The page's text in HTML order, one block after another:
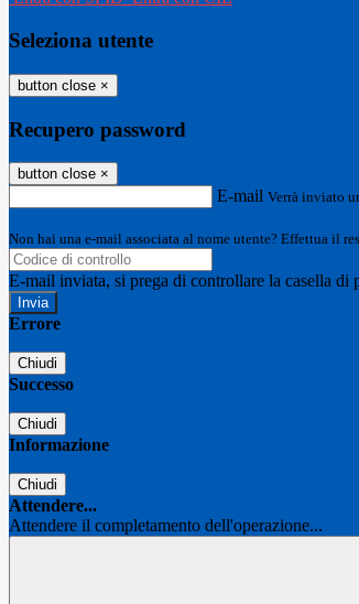
Seleziona utente
button close ×
Recupero password
button close ×
E-mail Verrà inviato
Non hai una e-mail associata al nome utente? Effettua il
E-mail inviata, si prega di controllare la casella di
Errore
Chiudi
Successo
Chiudi
Informazione
Chiudi
Attendere...
Attendere il completamento dell'operazione...